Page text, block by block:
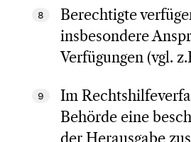
8 Berechtigte
insbesondere
Verfügungen (vgl.
9
Im
Behörde eine
der Herausgabe